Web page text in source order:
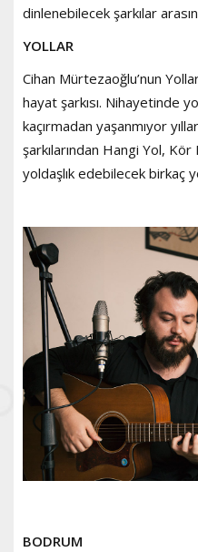
dinlenebilecek şarkılar
YOLLAR
Cihan Mürtezaoğlu’nun
hayat şarkısı. Nihayetinde
kaçırmadan yaşanmıyor
şarkılarından Hangi Yol,
yoldaşlık edebilecek birkaç
BODRUM